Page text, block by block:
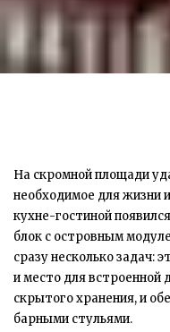
На скромной площади
необходимое для жизни
кухне-гостиной
блок с островным
сразу несколько задач:
и место для встроенной
скрытого хранения, и
барными стульями.